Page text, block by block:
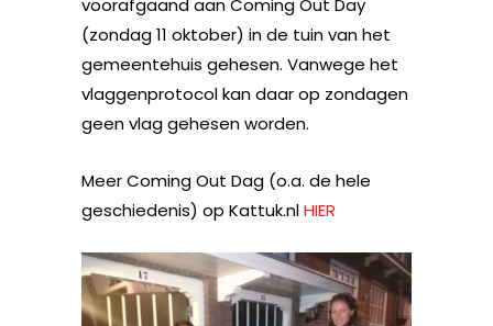
voorafgaand aan Coming Out Day
(zondag 11 oktober) in de tuin van het
gemeentehuis gehesen. Vanwege het
vlaggenprotocol kan daar op zondagen
geen vlag gehesen worden.
Meer Coming Out Dag (o.a. de hele
geschiedenis) op Kattuk.nlHIER